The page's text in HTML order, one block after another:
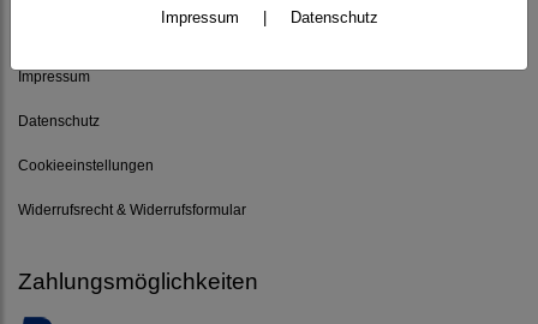
Impressum
Datenschutz
Cookieeinstellungen
Widerrufsrecht & Widerrufsformular
Zahlungsmöglichkeiten
Impressum Datenschutz